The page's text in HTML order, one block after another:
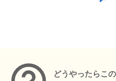
どうやったらこ